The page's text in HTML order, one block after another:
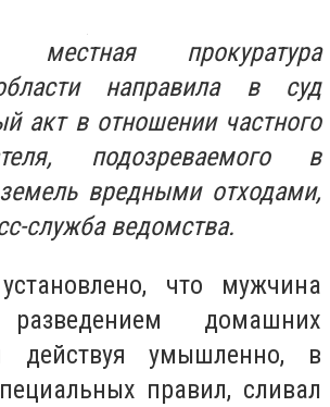
местная прокуратура
направила в суд
акт в отношении частного
подозреваемого в
вредными отходами,
служба ведомства.
что мужчина
домашних
действуя умышленно, в
правил, сливал